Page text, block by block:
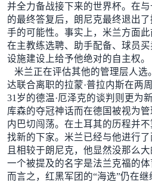
并全力备战接下来的世界杯。在
的最终答复后，朗尼克最终退出
手的可能性。事实上，米兰方面
在主教练选聘、助手配备、球员
设施建设上给予他绝对的自主权。
米兰正在评估其他的管理层人选
达联合离职的拉蒙·普拉内斯在两
31岁的德温·厄泽克的谈判则更为
库森的夺冠神话而在德国被视为
内巴切闯荡。在土耳其的历程并
找新的下家。米兰已经与他进行了
且相较于朗尼克，他显然没那么
一个被提及的名字是法兰克福的
而言之，红黑军团的“海选”仍在继